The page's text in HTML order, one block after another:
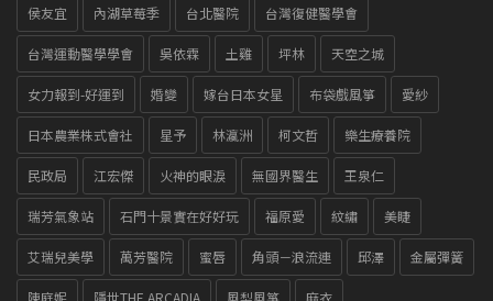
侯友宜 內湖草莓季 台北醫院 台灣復健醫學會
台灣運動醫學學會 吳依霖 土雞 坪林 天空之城
女力報到-好運到 婚變 嫁台日本女星 布袋戲風箏 愛紗
日本農業株式會社 星予 林瀛洲 柯文哲 樂生療養院
民政局 江宏傑 火神的眼淚 無國界醫生 王泉仁
瑞芳氣象站 石門十景實在好好玩 福原愛 紋繡 美睫
艾瑞兒美學 萬芳醫院 蜜唇 角頭－浪流連 邱澤 金屬彈簧